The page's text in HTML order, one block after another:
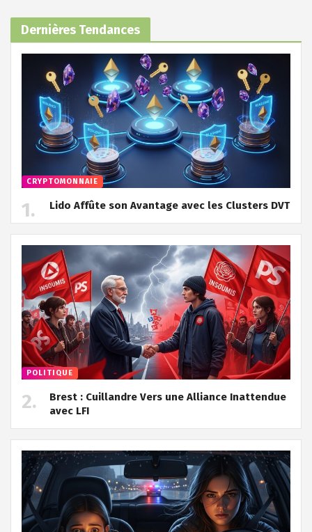
Dernières Tendances
CRYPTOMONNAIE
Lido Affûte son Avantage avec les Clusters DVT
POLITIQUE
Brest : Cuillandre Vers une Alliance Inattendue
avec LFI